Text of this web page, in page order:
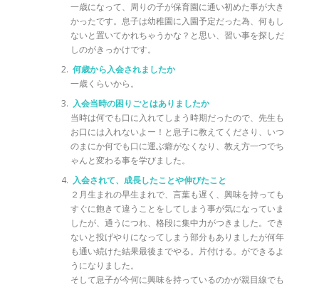
一歳になって、周りの子が保育園に通い初めた事が大き
かったです。息子は幼稚園に入園予定だった為、何もし
ないと置いてかれちゃうかな？と思い、習い事を探しだ
しのがきっかけです。
何歳から入会されましたか
一歳くらいから。
入会当時の困りごとはありましたか
当時は何でも口に入れてしまう時期だったので、先生も
お口には入れないよー！と息子に教えてくださり、いつ
のまにか何でも口に運ぶ癖がなくなり、教え方一つでち
ゃんと変わる事を学びました。
入会されて、成長したことや伸びたこと
２月生まれの早生まれで、言葉も遅く、興味を持っても
すぐに飽きて違うことをしてしまう事が気になっていま
したが、通うにつれ、格段に集中力がつきました。でき
ないと投げやりになってしまう部分もありましたが何年
も通い続けた結果最後までやる。片付ける。ができるよ
うになりました。
そして息子が今何に興味を持っているのかが親目線でも